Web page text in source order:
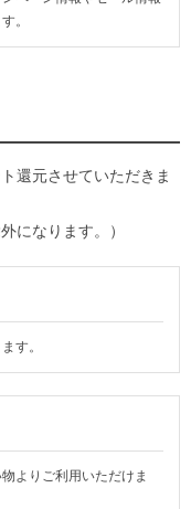
。
還元させていただきま
になります。）
す。
よりご利用いただけま